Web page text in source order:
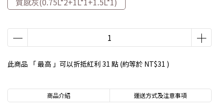
此商品 「 最高 」可以折抵紅利 31 點 (約等於 NT$31 )
商品介紹 運送方式及注意事項